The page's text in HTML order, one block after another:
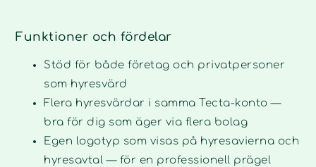
Funktioner och fördelar
Stöd för både företag och privatpersoner
som hyresvärd
Flera hyresvärdar i samma Tecta-konto —
bra för dig som äger via flera bolag
Egen logotyp som visas på hyresavierna och
hyresavtal — för en professionell prägel